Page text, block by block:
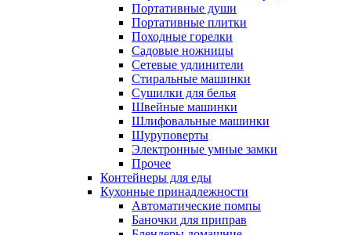
Портативные души
Портативные плитки
Походные горелки
Садовые ножницы
Сетевые удлинители
Стиральные машинки
Сушилки для белья
Швейные машинки
Шлифовальные машинки
Шуруповерты
Электронные умные замки
Прочее
Контейнеры для еды
Кухонные принадлежности
Автоматические помпы
Баночки для приправ